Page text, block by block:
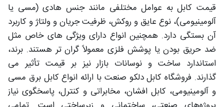
قیمت کابل به عوامل مختلفی مانند جنس هادی (مسی یا
آلومینیومی)، نوع عایق و روکش، ظرفیت جریان و ولتاژ و کاربرد
آن بستگی دارد. همچنین انواع دارای ویژگی‌ های خاص مثل
ضد حریق بودن یا پوشش فلزی معمولاً گران‌ تر هستند. برند،
استاندارد ساخت و نوسانات بازار نیز بر قیمت تأثیر می‌
گذارند. فروشگاه کابل دلکو صنعت با ارائه انواع کابل برق مسی
و آلومینیومی، کابل افشان، مخابراتی و کنترل، پاسخگوی نیاز